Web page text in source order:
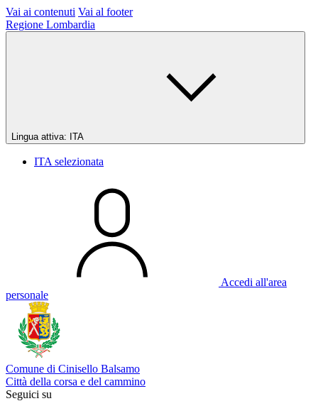
Vai ai contenuti Vai al footer
Regione Lombardia
Lingua attiva: ITA
ITA selezionata
Accedi all'area
personale
Comune di Cinisello Balsamo
Città della corsa e del cammino
Seguici su